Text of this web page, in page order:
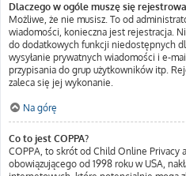
Dlaczego w ogóle muszę się
Możliwe, że nie musisz. To od
wiadomości, konieczna jest rejestracja.
do dodatkowych funkcji niedostępnych
wysyłanie prywatnych wiadomości i e-
przypisania do grup użytkowników itp.
zaleca się jej wykonanie.
Na górę
Co to jest COPPA?
COPPA, to skrót od Child Online Privacy
obowiązującego od 1998 roku w USA,